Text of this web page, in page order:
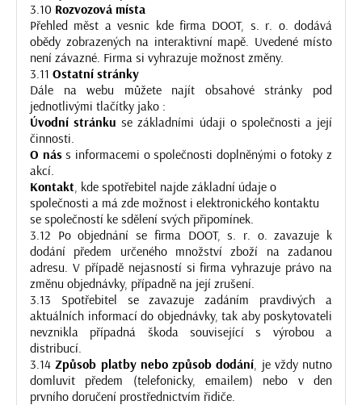
3.10 Rozvozová místa
Přehled měst a vesnic kde firma DOOT, s. r. o. dodává
obědy zobrazených na interaktivní mapě. Uvedené místo
není závazné. Firma si vyhrazuje možnost změny.
3.11 Ostatní stránky
Dále na webu můžete najít obsahové stránky pod
jednotlivými tlačítky jako :
Úvodní stránkuse základními údaji o společnosti a její
činnosti.
O náss informacemi o společnosti doplněnými o fotoky z
akcí.
Kontakt, kde spotřebitel najde základní údaje o
společnosti a má zde možnost i elektronického kontaktu
se společností ke sdělení svých připomínek.
3.12 Po objednání se firma DOOT, s. r. o. zavazuje k
dodání předem určeného množství zboží na zadanou
adresu. V případě nejasností si firma vyhrazuje právo na
změnu objednávky, případně na její zrušení.
3.13 Spotřebitel se zavazuje zadáním pravdivých a
aktuálních informací do objednávky, tak aby poskytovateli
nevznikla případná škoda související s výrobou a
distribucí.
3.14Způsob platby nebo způsob dodání, je vždy nutno
domluvit předem (telefonicky, emailem) nebo v den
prvního doručení prostřednictvím řidiče.